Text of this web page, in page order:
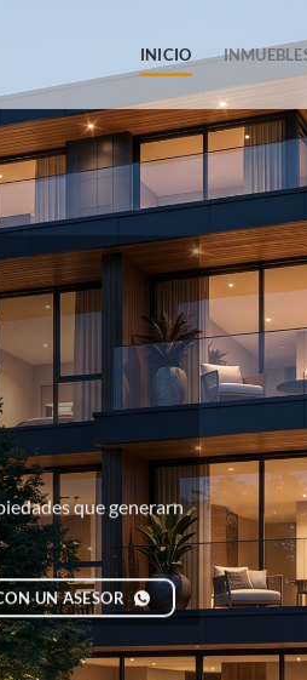
INICIO
que generarn
UN ASESOR